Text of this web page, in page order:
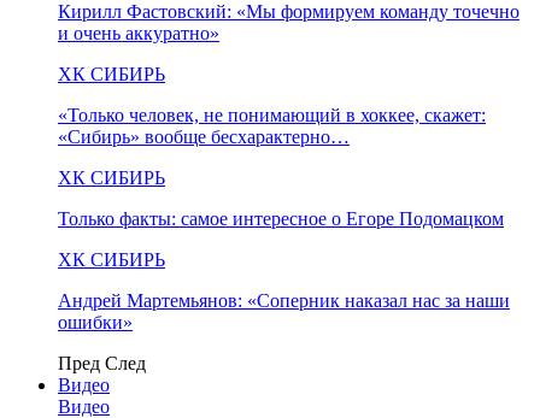
Кирилл Фастовский: «Мы формируем команду точечно
и очень аккуратно»
ХК СИБИРЬ
«Только человек, не понимающий в хоккее, скажет:
«Сибирь» вообще бесхарактерно…
ХК СИБИРЬ
Только факты: самое интересное о Егоре Подомацком
ХК СИБИРЬ
Андрей Мартемьянов: «Соперник наказал нас за наши
ошибки»
Пред След
Видео
Видео